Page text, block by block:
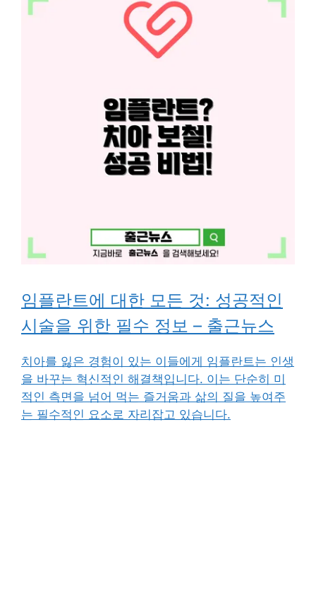
임플란트에 대한 모든 것: 성공적인
시술을 위한 필수 정보 – 출근뉴스
치아를 잃은 경험이 있는 이들에게 임플란트는 인생
을 바꾸는 혁신적인 해결책입니다. 이는 단순히 미
적인 측면을 넘어 먹는 즐거움과 삶의 질을 높여주
는 필수적인 요소로 자리잡고 있습니다.